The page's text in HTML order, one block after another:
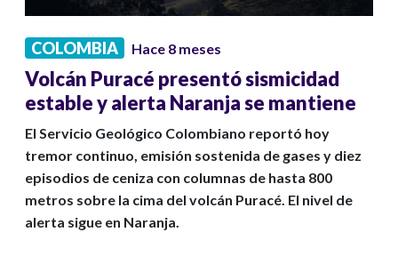
COLOMBIA Hace 8 meses
Volcán Puracé presentó sismicidad
estable y alerta Naranja se mantiene
El Servicio Geológico Colombiano reportó hoy
tremor continuo, emisión sostenida de gases y diez
episodios de ceniza con columnas de hasta 800
metros sobre la cima del volcán Puracé. El nivel de
alerta sigue en Naranja.